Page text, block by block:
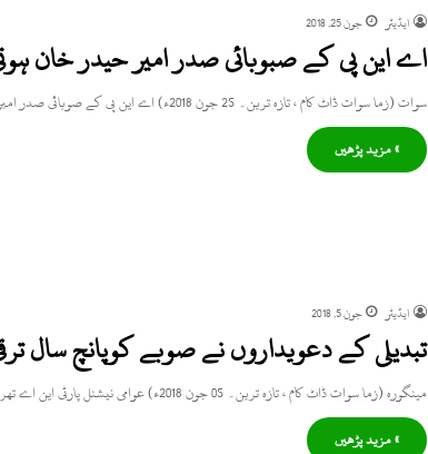
ایڈیٹر جون 25, 2018
اے این پی کے صبوبائی صدر امیر حیدر خان
سوات (زما سوات ڈاٹ کام ، تازہ ترین۔ 25 جون 2018ء) اے این پی کے صوبائی صدر امیر حیدر خان…
» مزید پڑھیں
ایڈیٹر جون 5, 2018
مینگورہ (زما سوات ڈاٹ کام ، تازہ ترین۔ 05 جون 2018ء) عوامی نیشنل پارٹی این اے تھری سوات دو NA-3…
» مزید پڑھیں